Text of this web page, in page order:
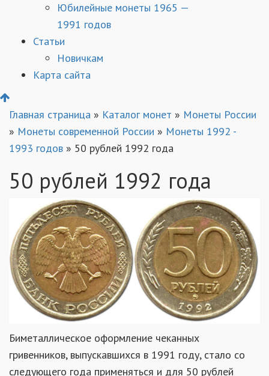
Юбилейные монеты 1965 —
1991 годов
Статьи
Новичкам
Карта сайта
Главная страница » Каталог монет » Монеты России
» Монеты современной России » Монеты 1992 -
1993 годов » 50 рублей 1992 года
50 рублей 1992 года
Биметаллическое оформление чеканных
гривенников, выпускавшихся в 1991 году, стало со
следующего года применяться и для 50 рублей